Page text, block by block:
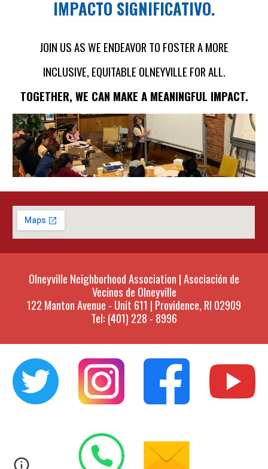
IMPACTO SIGNIFICATIVO.
JOIN US AS WE ENDEAVOR TO FOSTER A MORE
INCLUSIVE, EQUITABLE OLNEYVILLE FOR ALL.
TOGETHER, WE CAN MAKE A MEANINGFUL IMPACT.
Olneyville Neighborhood Association | Asociación de
Vecinos de Olneyville
122 Manton Avenue - Unit 611 | Providence, RI 02909
Tel: (401) 228 - 8996